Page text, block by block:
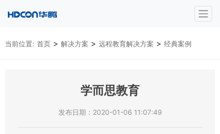
当前位置: 首页 > 解决方案 > 远程教育解决方案 > 经典案例
学而思教育
发布日期：2020-01-06 11:07:49